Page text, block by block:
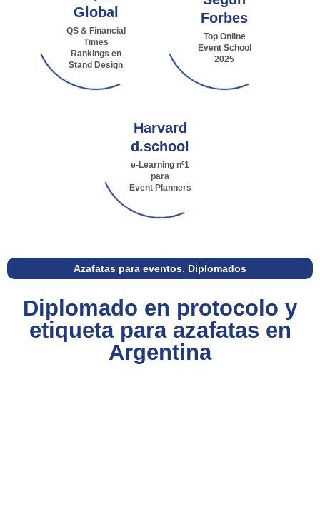
Global
QS & Financial
Times
Rankings en
Stand Design
Forbes
Top Online
Event School
2025
Harvard
d.school
e-Learning nº1
para
Event Planners
Azafatas para eventos Diplomados
Diplomado en protocolo y
etiqueta para azafatas en
Argentina